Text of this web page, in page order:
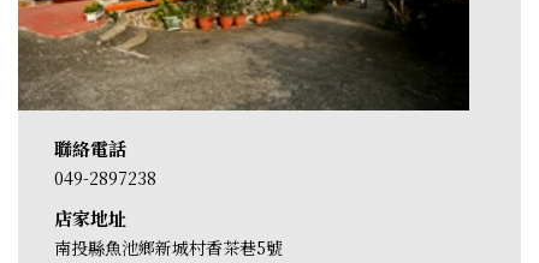
聯絡電話
049-2897238
店家地址
南投縣魚池鄉新城村香茶巷5號